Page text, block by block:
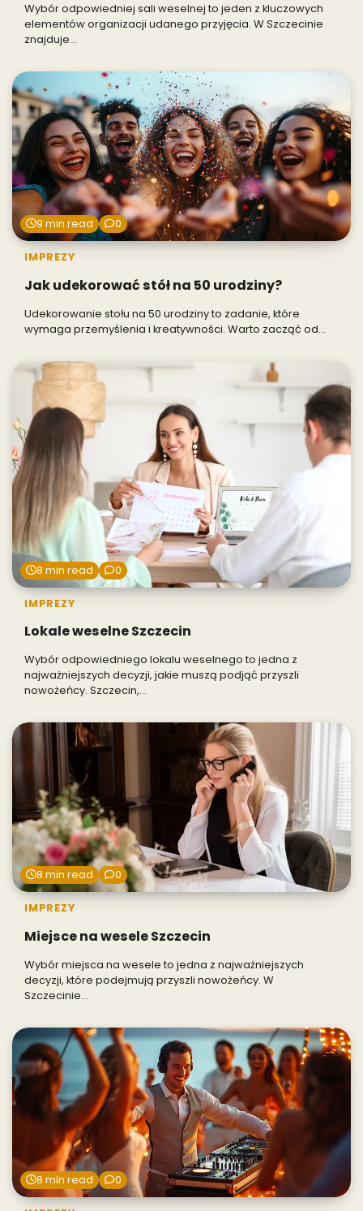
Wybór odpowiedniej sali weselnej to jeden z kluczowych
elementów organizacji udanego przyjęcia. W Szczecinie
znajduje…
9 min read 0
IMPREZY
Jak udekorować stół na 50 urodziny?
Udekorowanie stołu na 50 urodziny to zadanie, które
wymaga przemyślenia i kreatywności. Warto zacząć od…
8 min read 0
IMPREZY
Lokale weselne Szczecin
Wybór odpowiedniego lokalu weselnego to jedna z
najważniejszych decyzji, jakie muszą podjąć przyszli
nowożeńcy. Szczecin,…
8 min read 0
IMPREZY
Miejsce na wesele Szczecin
Wybór miejsca na wesele to jedna z najważniejszych
decyzji, które podejmują przyszli nowożeńcy. W
Szczecinie…
8 min read 0